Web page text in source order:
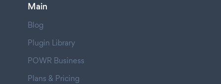
Main
Blog
Plugin Library
POWR Business
Plans & Pricing